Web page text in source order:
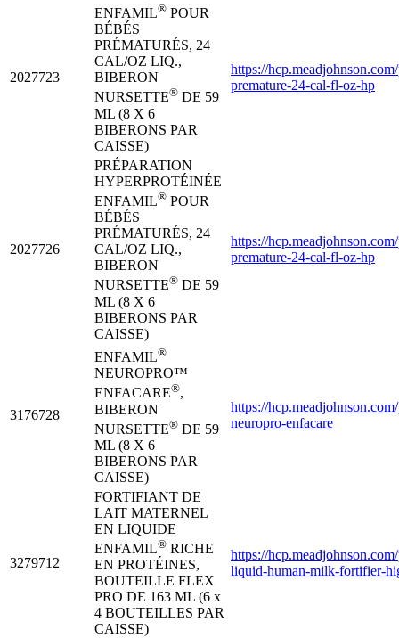
2027723
ENFAMIL® POUR
BÉBÉS
PRÉMATURÉS, 24
CAL/OZ LIQ.,
BIBERON
NURSETTE® DE 59
ML (8 X 6
BIBERONS PAR
CAISSE)
https://
premature-24-cal-fl-oz-hp
2027726
PRÉPARATION
HYPERPROTÉINÉE
ENFAMIL® POUR
BÉBÉS
PRÉMATURÉS, 24
CAL/OZ LIQ.,
BIBERON
NURSETTE® DE 59
ML (8 X 6
BIBERONS PAR
CAISSE)
https://
premature-24-cal-fl-oz-hp
3176728
ENFAMIL®
NEUROPRO™
ENFACARE®,
BIBERON
NURSETTE® DE 59
ML (8 X 6
BIBERONS PAR
CAISSE)
https://
neuropro-enfacare
3279712
FORTIFIANT DE
LAIT MATERNEL
EN LIQUIDE
ENFAMIL® RICHE
EN PROTÉINES,
BOUTEILLE FLEX
PRO DE 163 ML (6 x
4 BOUTEILLES PAR
CAISSE)
https://
liquid-human-milk-fortifier-